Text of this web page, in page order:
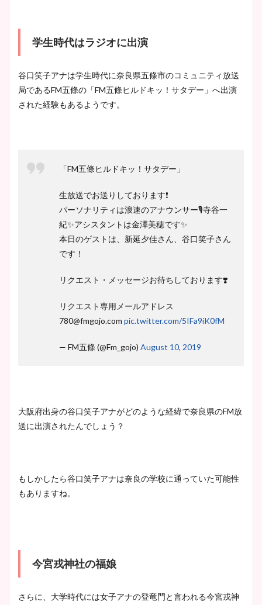
学生時代はラジオに出演
谷口笑子アナは学生時代に奈良県五條市のコミュニティ放送
局であるFM五條の「FM五條ヒルドキッ！サタデー」へ出演
された経験もあるようです。
「FM五條ヒルドキッ！サタデー」
生放送でお送りしております❗️
パーソナリティは浪速のアナウンサー🎙寺谷一
紀✨アシスタントは金澤美穂です✨
本日のゲストは、新延夕佳さん、谷口笑子さん
です！
リクエスト・メッセージお待ちしております❣️
リクエスト専用メールアドレス
780@fmgojo.com pic.twitter.com/5IFa9iK0fM
— FM五條 (@Fm_gojo) August 10, 2019
大阪府出身の谷口笑子アナがどのような経緯で奈良県のFM放
送に出演されたんでしょう？
もしかしたら谷口笑子アナは奈良の学校に通っていた可能性
もありますね。
今宮戎神社の福娘
さらに、大学時代には女子アナの登竜門と言われる今宮戎神